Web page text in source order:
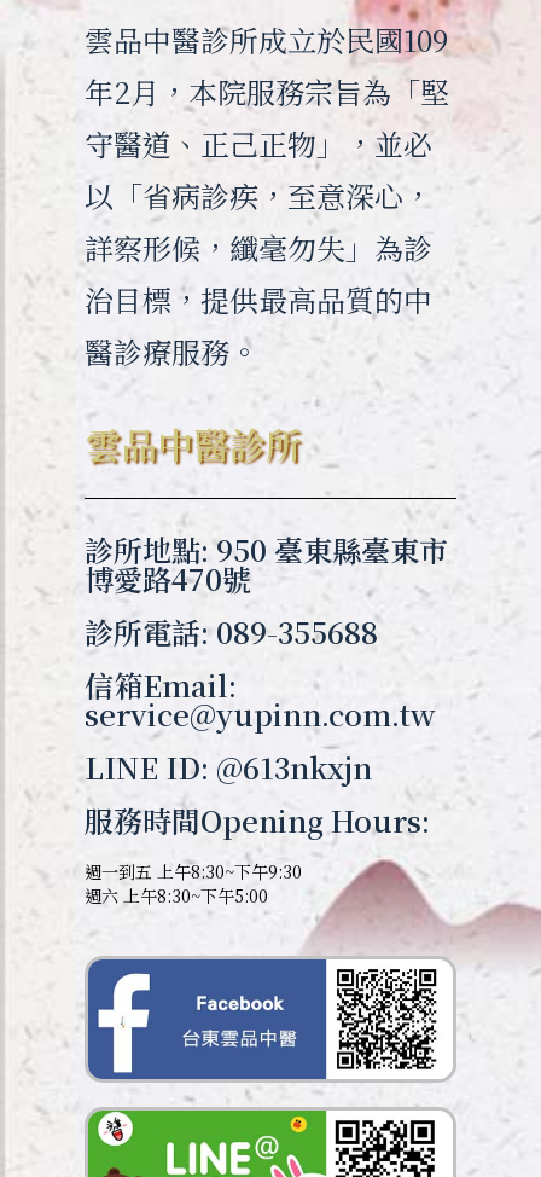
雲品中醫診所成立於民國109
年2月，本院服務宗旨為「堅
守醫道、正己正物」，並必
以「省病診疾，至意深心，
詳察形候，纖毫勿失」為診
治目標，提供最高品質的中
醫診療服務。
雲品中醫診所
診所地點: 950 臺東縣臺東市
博愛路470號
診所電話: 089-355688
信箱Email:
service@yupinn.com.tw
LINE ID: @613nkxjn
服務時間Opening Hours:
週一到五 上午8:30~下午9:30
週六 上午8:30~下午5:00